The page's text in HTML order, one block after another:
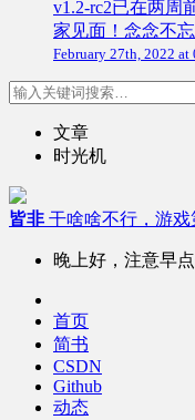
v1.2-rc2已在两周
家见面！念念不
February 27th, 2022 at
文章
时光机
皆非 干啥啥不行，游戏
晚上好，注意早
首页
简书
CSDN
Github
动态